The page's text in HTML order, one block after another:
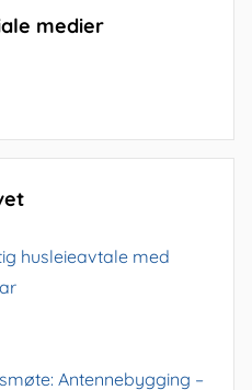
medier
husleieavtale med
Antennebygging –